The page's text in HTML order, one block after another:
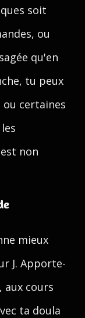
soit
ou
qu'en
tu peux
certaines
non
mieux
J. Apporte-
aux cours
ta doula